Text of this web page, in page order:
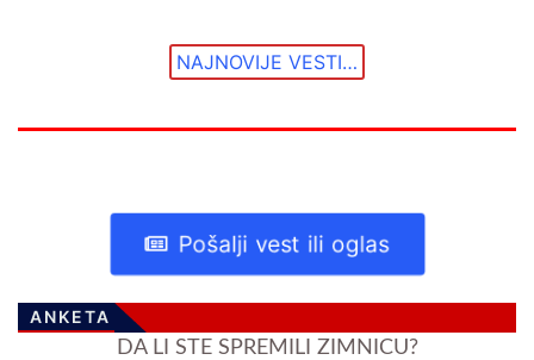
NAJNOVIJE VESTI…
Pošalji vest ili oglas
ANKETA
DA LI STE SPREMILI ZIMNICU?